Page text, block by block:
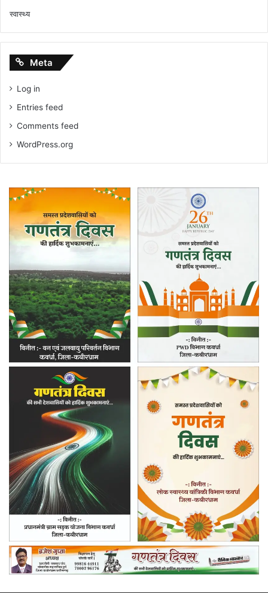
स्वास्थ्य
Meta
Log in
Entries feed
Comments feed
WordPress.org